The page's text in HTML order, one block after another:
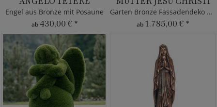
Engel aus Bronze mit Posaune
ab 430,00 € *
Garten Bronze Fassadendeko Maria
ab 1.785,00 € *